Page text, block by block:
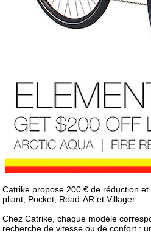
Catrike propose 200 € de réduction
pliant, Pocket, Road-AR et Villager.
Chez Catrike, chaque modèle
recherche de vitesse ou de confort :